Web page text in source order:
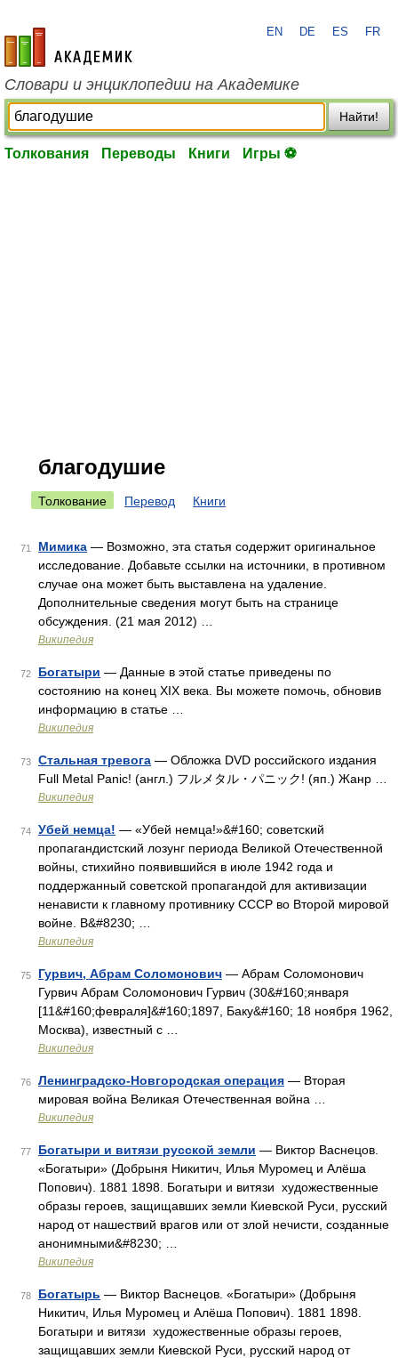
academic.ru
EN DE ES FR
Словари и энциклопедии на Академике
Найти!
Толкования Переводы Книги Игры ⚽
благодушие
Толкование Перевод Книги
71 Мимика — Возможно, эта статья содержит оригинальное
исследование. Добавьте ссылки на источники, в противном
случае она может быть выставлена на удаление.
Дополнительные сведения могут быть на странице
обсуждения. (21 мая 2012) …
Википедия
72 Богатыри — Данные в этой статье приведены по
состоянию на конец XIX века. Вы можете помочь, обновив
информацию в статье …
Википедия
73 Стальная тревога — Обложка DVD российского издания
Full Metal Panic! (англ.) フルメタル・パニック! (яп.) Жанр …
Википедия
74 Убей немца! — «Убей немца!»&#160; советский
пропагандистский лозунг периода Великой Отечественной
войны, стихийно появившийся в июле 1942 года и
поддержанный советской пропагандой для активизации
ненависти к главному противнику СССР во Второй мировой
войне. В&#8230; …
Википедия
75 Гурвич, Абрам Соломонович — Абрам Соломонович
Гурвич Абрам Соломонович Гурвич (30&#160;января
[11&#160;февраля]&#160;1897, Баку&#160; 18 ноября 1962,
Москва), известный с …
Википедия
76 Ленинградско-Новгородская операция — Вторая
мировая война Великая Отечественная война …
Википедия
77 Богатыри и витязи русской земли — Виктор Васнецов.
«Богатыри» (Добрыня Никитич, Илья Муромец и Алёша
Попович). 1881 1898. Богатыри и витязи художественные
образы героев, защищавших земли Киевской Руси, русский
народ от нашествий врагов или от злой нечисти, созданные
анонимными&#8230; …
Википедия
78 Богатырь — Виктор Васнецов. «Богатыри» (Добрыня
Никитич, Илья Муромец и Алёша Попович). 1881 1898.
Богатыри и витязи художественные образы героев,
защищавших земли Киевской Руси, русский народ от